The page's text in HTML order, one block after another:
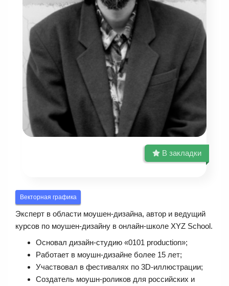
В закладки
Векторная графика
Эксперт в области моушен-дизайна, автор и ведущий
курсов по моушен-дизайну в онлайн-школе XYZ School.
Основал дизайн-студию «0101 production»;
Работает в моушн-дизайне более 15 лет;
Участвовал в фестивалях по 3D-иллюстрации;
Создатель моушн-роликов для российских и